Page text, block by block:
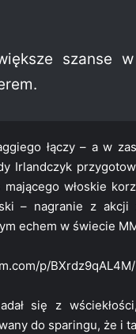
szanse
łączy – a w
Irlandczyk
mającego włoskie
– nagranie z akcji
echem w świecie
p/BXrdz9qAL4M/
się z
do sparingu, że i